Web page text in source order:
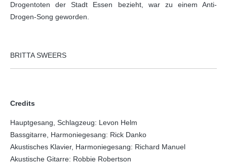
Drogentoten der Stadt Essen bezieht, war zu einem Anti-
Drogen-Song geworden.
BRITTA SWEERS
Credits
Hauptgesang, Schlagzeug: Levon Helm
Bassgitarre, Harmoniegesang: Rick Danko
Akustisches Klavier, Harmoniegesang: Richard Manuel
Akustische Gitarre: Robbie Robertson